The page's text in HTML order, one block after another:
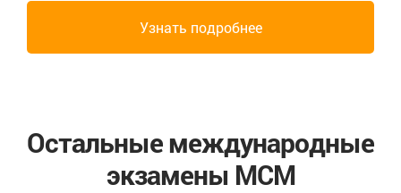
Узнать подробнее
Остальные международные
экзамены МСМ